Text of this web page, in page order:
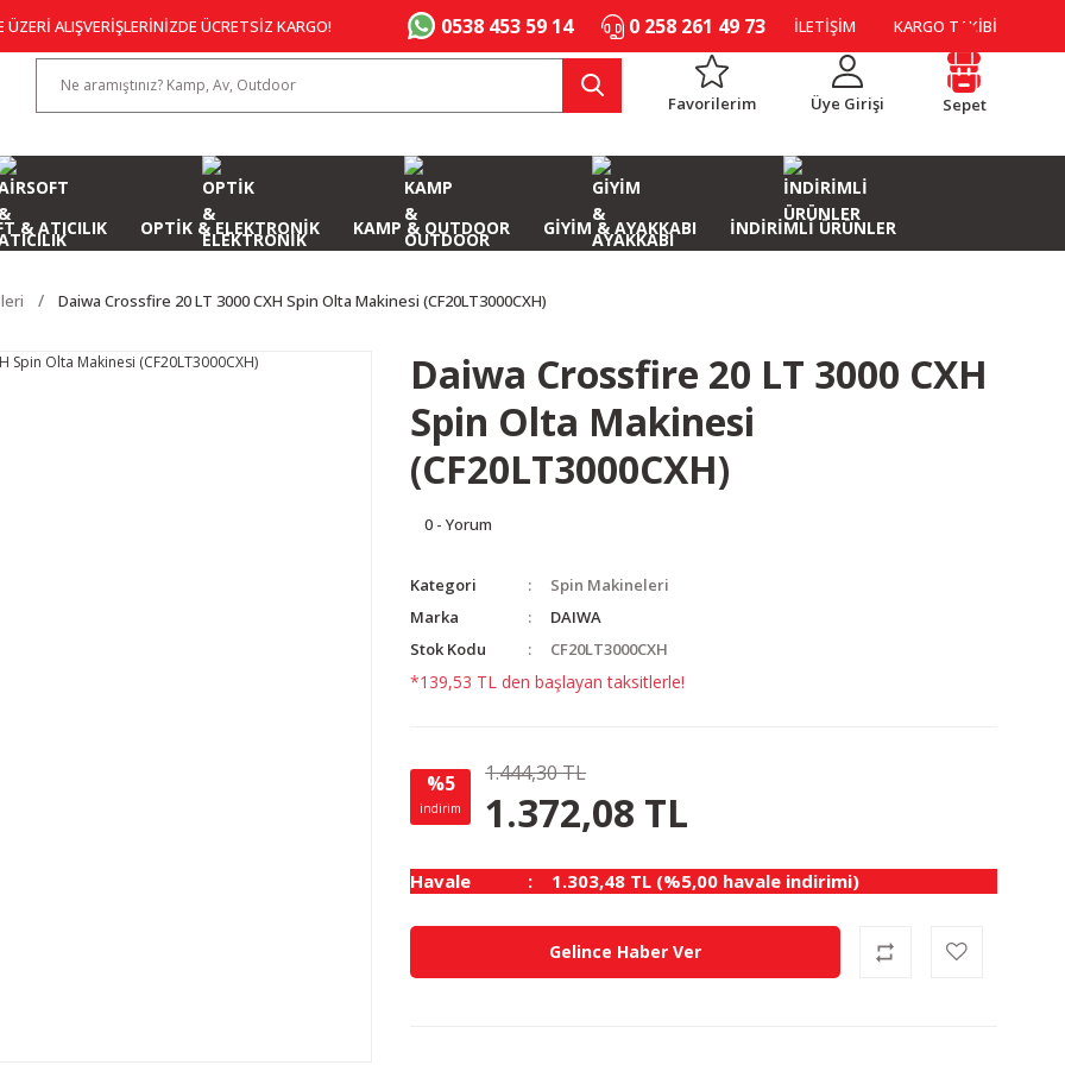
ÜZERİ ALIŞVERİŞLERİNİZDE ÜCRETSİZ KARGO! 0538 453 59 14 0 258 261 49 73 İLETİŞİM KARGO TAKİBİ
Favorilerim Üye Girişi Sepet
& ATICILIK OPTİK & ELEKTRONİK KAMP & OUTDOOR GİYİM & AYAKKABI İNDİRİMLİ ÜRÜNLER
Daiwa Crossfire 20 LT 3000 CXH Spin Olta Makinesi (CF20LT3000CXH)
Daiwa Crossfire 20 LT 3000 CXH
Spin Olta Makinesi
(CF20LT3000CXH)
0 - Yorum
Kategori
Spin Makineleri
Marka
DAIWA
Stok Kodu
CF20LT3000CXH
*139,53 TL den başlayan taksitlerle!
%5
indirim
1.444,30 TL
1.372,08 TL
Havale 1.303,48 TL (%5,00 havale indirimi)
Gelince Haber Ver